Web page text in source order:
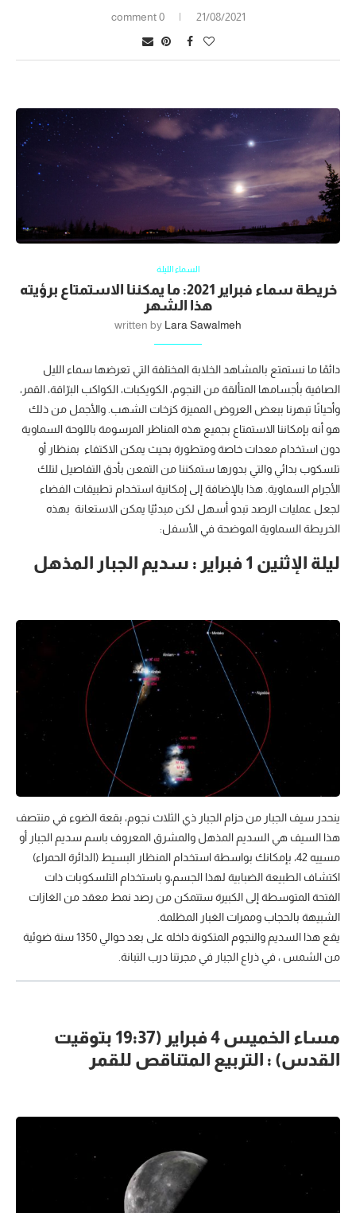
21/08/2021
0 comment
السماء الليلة
خريطة سماء فبراير 2021: ما يمكننا الاستمتاع برؤيته
هذا الشهر
written by Lara Sawalmeh
دائمًا ما نستمتع بالمشاهد الخلابة المختلفة التي تعرضها سماء الليل
الصافية بأجسامها المتألقة من النجوم، الكويكبات، الكواكب البرّاقة، القمر،
وأحيانًا تبهرنا ببعض العروض المميزة كزخات الشهب. والأجمل من ذلك
هو أنه بإمكاننا الاستمتاع بجميع هذه المناظر المرسومة باللوحة السماوية
دون استخدام معدات خاصة ومتطورة بحيث يمكن الاكتفاء بمنظار أو
تلسكوب بدائي والتي بدورها ستمكننا من التمعن بأدق التفاصيل لتلك
الأجرام السماوية. هذا بالإضافة إلى إمكانية استخدام تطبيقات الفضاء
لجعل عمليات الرصد تبدو أسهل لكن مبدئيًا يمكن الاستعانة بهذه
الخريطة السماوية الموضحة في الأسفل:
ليلة الإثنين 1 فبراير : سديم الجبار المذهل
ينحدر سيف الجبار من حزام الجبار ذي الثلاث نجوم، بقعة الضوء في منتصف
هذا السيف هي السديم المذهل والمشرق المعروف باسم سديم الجبار أو
مسييه 42، بإمكانك بواسطة استخدام المنظار البسيط (الدائرة الحمراء)
اكتشاف الطبيعة الضبابية لهذا الجسم،و باستخدام التلسكوبات ذات
الفتحة المتوسطة إلى الكبيرة ستتمكن من رصد نمط معقد من الغازات
الشبيهة بالحجاب وممرات الغبار المظلمة.
يقع هذا السديم والنجوم المتكونة داخله على بعد حوالي 1350 سنة ضوئية
من الشمس ، في ذراع الجبار في مجرتنا درب التبانة.
مساء الخميس 4 فبراير (19:37 بتوقيت
القدس) : التربيع المتناقص للقمر